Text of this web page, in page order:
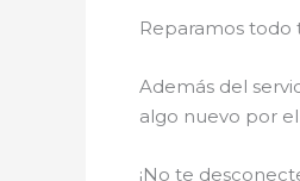
Reparamos todo
Además del
algo nuevo por
¡No te